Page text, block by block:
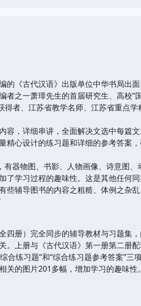
古代汉语》出版单位中华书局出面
者之一萧璋先生的首届研究生、高校“
得者、江苏省教学名师、江苏省重点
详细串讲，全面解决文选中每篇文
精心设计的练习题和详细的参考答案
物图、书影、人物画像、诗意图、
学习过程的趣味性。这是其他任何同
导图书的内容之粗糙、体例之杂乱
册）完全同步的辅导教材与习题集
。上册与《古代汉语》第一册第二册
合练习题”和“综合练习题参考答案”
关的图片201多幅，增加学习的趣味